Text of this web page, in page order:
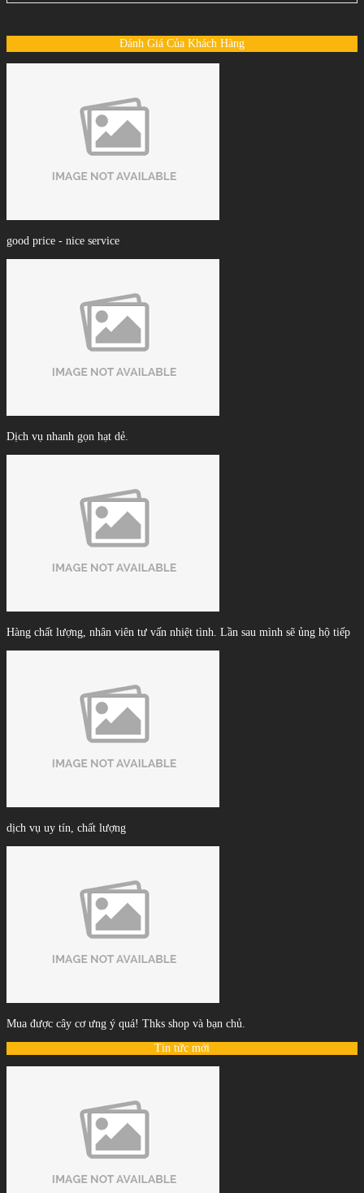
Đánh Giá Của Khách Hàng
good price - nice service
Dịch vụ nhanh gọn hạt dẻ.
Hàng chất lượng, nhân viên tư vấn nhiệt tình. Lần sau mình sẽ ủng hộ tiếp
dịch vụ uy tín, chất lượng
Mua được cây cơ ưng ý quá! Thks shop và bạn chủ.
Tin tức mới